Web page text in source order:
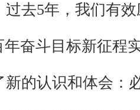
去5年，我们有
奋斗目标新征程
的认识和体会：